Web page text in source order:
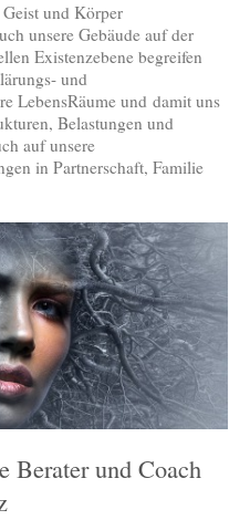
und Körper
unsere Gebäude auf der
Existenzebene begreifen
und
LebensRäume und damit uns
Belastungen und
auf unsere
in Partnerschaft, Familie
Berater und Coach